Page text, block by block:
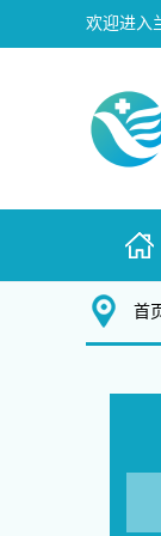
欢迎进入
首